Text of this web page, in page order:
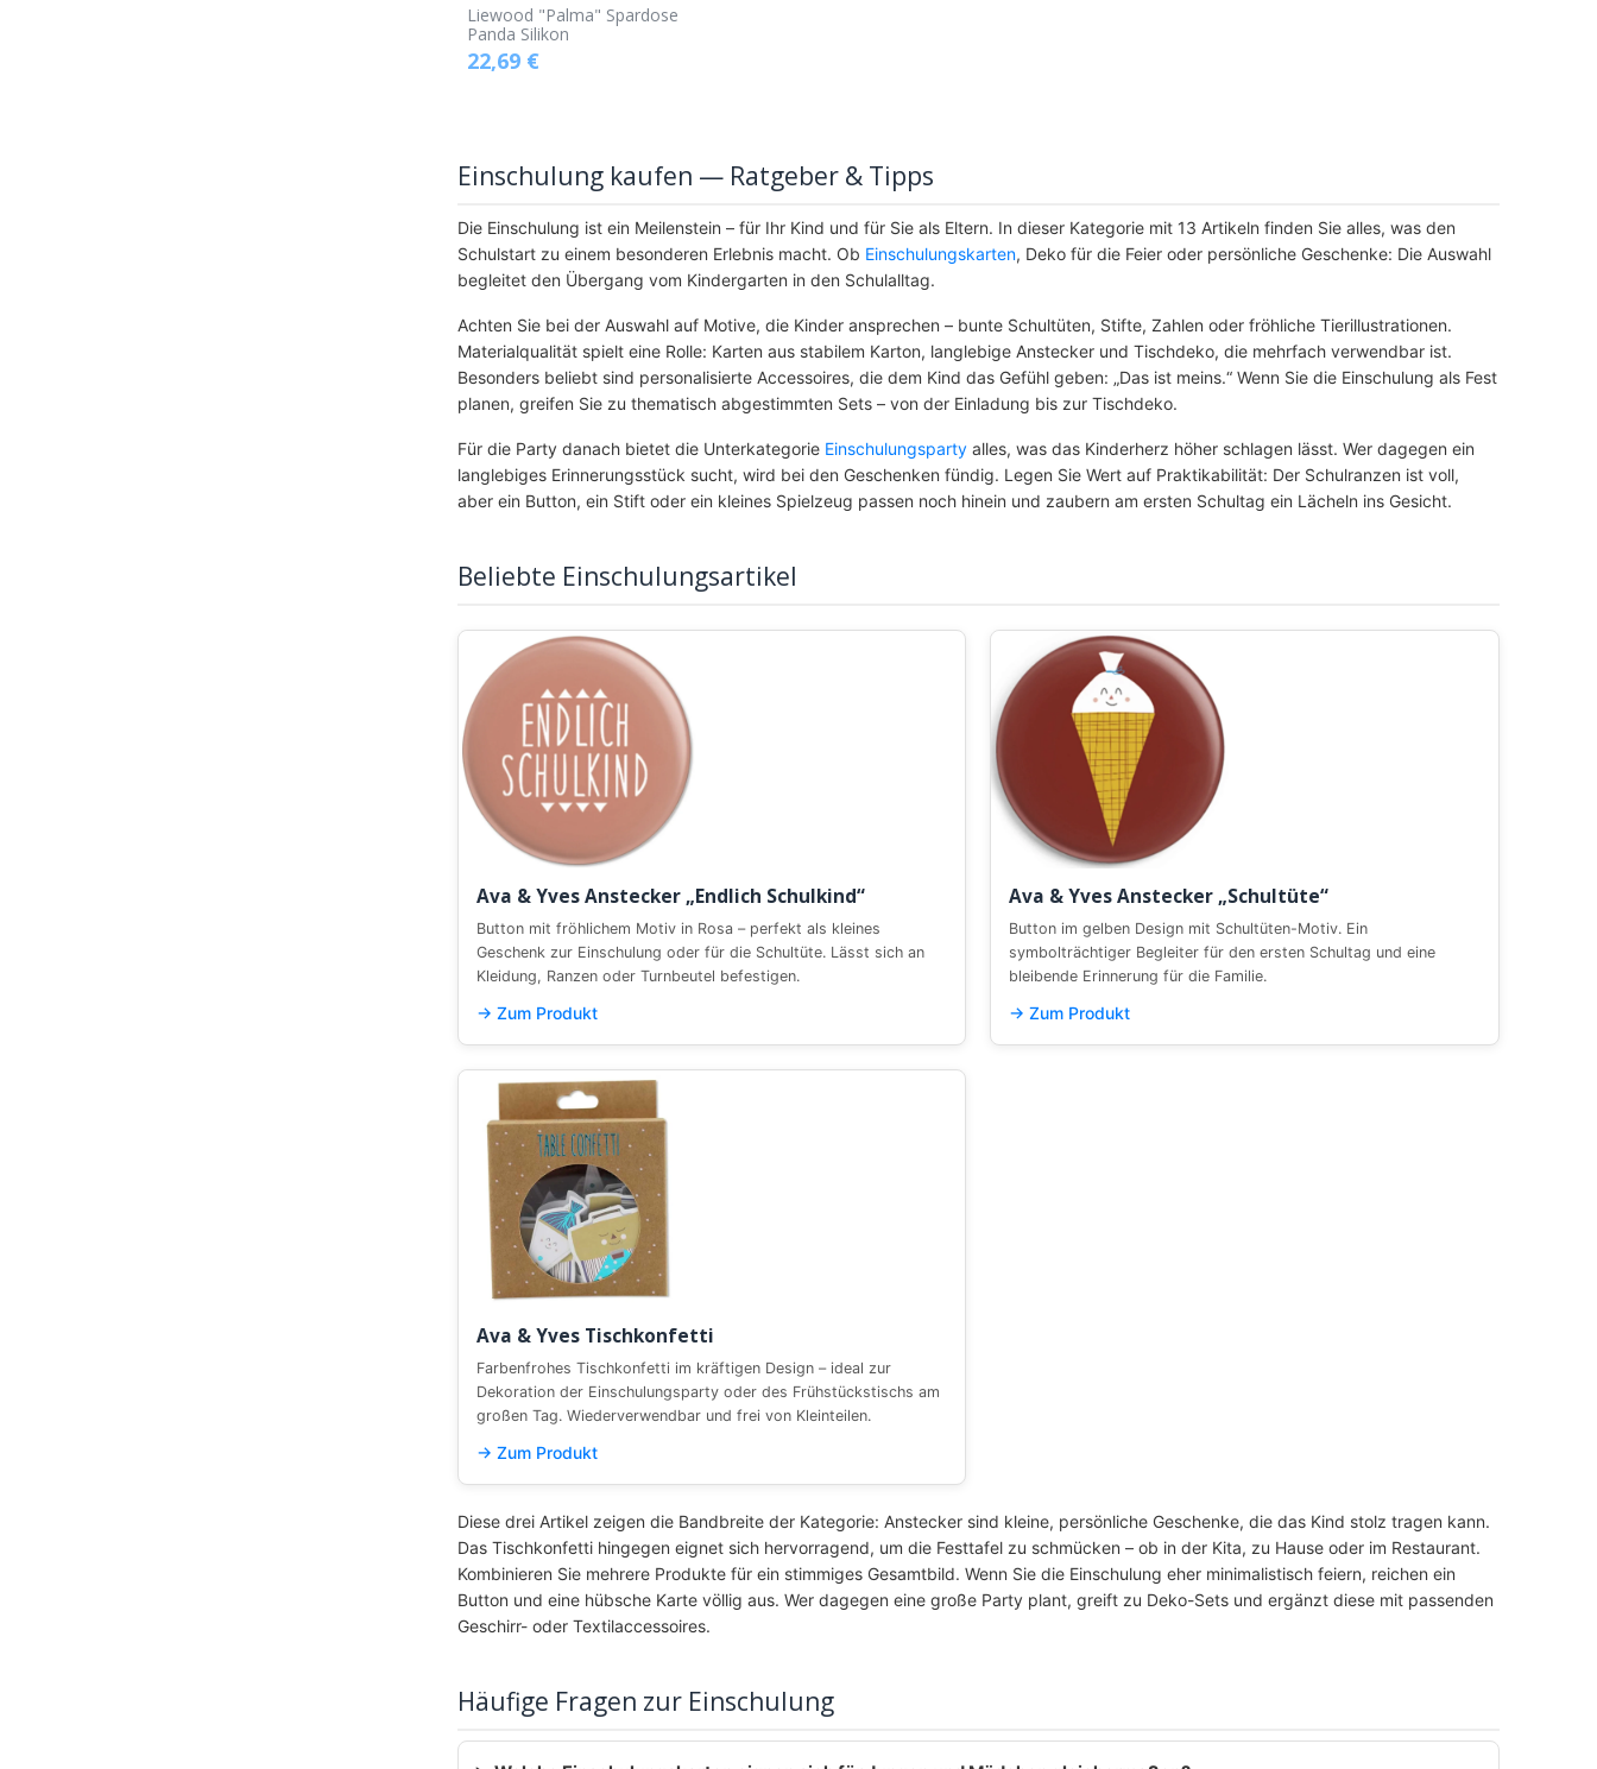
Liewood "Palma" Spardose
Panda Silikon
22,69€
Einschulung kaufen — Ratgeber & Tipps
Die Einschulung ist ein Meilenstein – für Ihr Kind und für Sie als Eltern. In dieser Kategorie mit 13 Artikeln finden Sie alles, was den
Schulstart zu einem besonderen Erlebnis macht. Ob Einschulungskarten, Deko für die Feier oder persönliche Geschenke: Die Auswahl
begleitet den Übergang vom Kindergarten in den Schulalltag.
Achten Sie bei der Auswahl auf Motive, die Kinder ansprechen – bunte Schultüten, Stifte, Zahlen oder fröhliche Tierillustrationen.
Materialqualität spielt eine Rolle: Karten aus stabilem Karton, langlebige Anstecker und Tischdeko, die mehrfach verwendbar ist.
Besonders beliebt sind personalisierte Accessoires, die dem Kind das Gefühl geben: „Das ist meins.“ Wenn Sie die Einschulung als Fest
planen, greifen Sie zu thematisch abgestimmten Sets – von der Einladung bis zur Tischdeko.
Für die Party danach bietet die Unterkategorie Einschulungspartyalles, was das Kinderherz höher schlagen lässt. Wer dagegen ein
langlebiges Erinnerungsstück sucht, wird bei den Geschenken fündig. Legen Sie Wert auf Praktikabilität: Der Schulranzen ist voll,
aber ein Button, ein Stift oder ein kleines Spielzeug passen noch hinein und zaubern am ersten Schultag ein Lächeln ins Gesicht.
Beliebte Einschulungsartikel
Ava & Yves Anstecker „Endlich Schulkind“
Button mit fröhlichem Motiv in Rosa – perfekt als kleines
Geschenk zur Einschulung oder für die Schultüte. Lässt sich an
Kleidung, Ranzen oder Turnbeutel befestigen.
→ Zum Produkt
Ava & Yves Anstecker „Schultüte“
Button im gelben Design mit Schultüten-Motiv. Ein
symbolträchtiger Begleiter für den ersten Schultag und eine
bleibende Erinnerung für die Familie.
→ Zum Produkt
Ava & Yves Tischkonfetti
Farbenfrohes Tischkonfetti im kräftigen Design – ideal zur
Dekoration der Einschulungsparty oder des Frühstückstischs am
großen Tag. Wiederverwendbar und frei von Kleinteilen.
→ Zum Produkt
Diese drei Artikel zeigen die Bandbreite der Kategorie: Anstecker sind kleine, persönliche Geschenke, die das Kind stolz tragen kann.
Das Tischkonfetti hingegen eignet sich hervorragend, um die Festtafel zu schmücken – ob in der Kita, zu Hause oder im Restaurant.
Kombinieren Sie mehrere Produkte für ein stimmiges Gesamtbild. Wenn Sie die Einschulung eher minimalistisch feiern, reichen ein
Button und eine hübsche Karte völlig aus. Wer dagegen eine große Party plant, greift zu Deko-Sets und ergänzt diese mit passenden
Geschirr- oder Textilaccessoires.
Häufige Fragen zur Einschulung